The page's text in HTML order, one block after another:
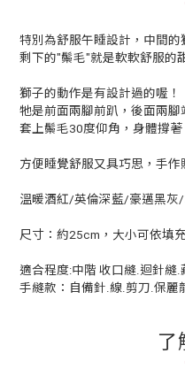
特別為舒服午睡設計，中間的
剩下的"鬃毛"就是軟軟舒服的
獅子的動作是有設計過的喔！
牠是前面兩腳前趴，後面兩腳
套上鬃毛30度仰角，身體撐
方便睡覺舒服又具巧思，手作
溫暖酒紅/英倫深藍/豪邁黑灰
尺寸：約25cm，大小可依填
適合程度:中階 收口縫.迴針縫.
手縫款：自備針.線.剪刀.保麗
了